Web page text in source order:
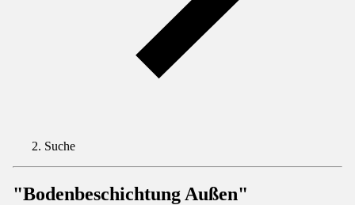
Suche
"Bodenbeschichtung Außen"